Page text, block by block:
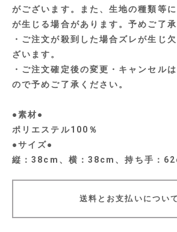
がございます。また、生地の種類等
が生じる場合があります。予めご了承
・ご注文が殺到した場合ズレが生じ
ざいます。
・ご注文確定後の変更・キャンセル
ので予めご了承ください。
●素材●
ポリエステル100％
●サイズ●
縦：38cm、横：38cm、持ち手：
送料とお支払いについて